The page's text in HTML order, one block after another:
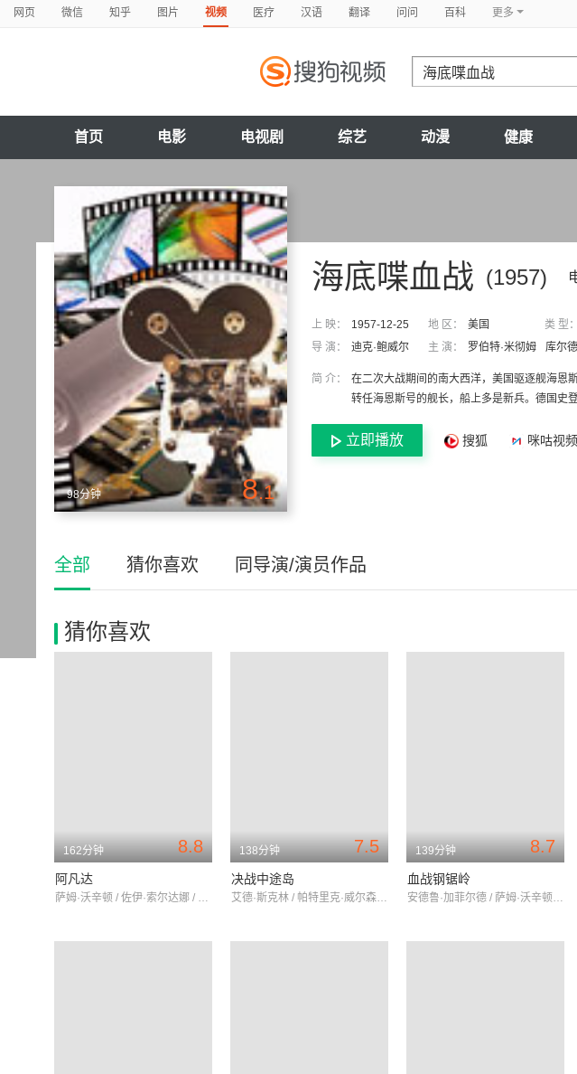
网页 微信 知乎 图片 视频 医疗 汉语 翻译 问问 百科 更多
首页 电影 电视剧 综艺 动漫 健康
98分钟 8.1
(1957)
海底喋血战
上 映： 1957-12-25 地 区： 美国 类 型：
导 演：
迪克·鲍威尔 主 演： 罗伯特·米彻姆 库尔
简 介：
在二次大战期间的南大西洋，美国驱逐舰海恩
转任海恩斯号的舰长，船上多是新兵。德国史
立即播放 搜狐 咪咕视频
全部 猜你喜欢 同导演/演员作品
猜你喜欢
8.8
162分钟
阿凡达
萨姆·沃辛顿 / 佐伊·索尔达娜 / 西格妮·韦弗
7.5
138分钟
决战中途岛
艾德·斯克林 / 帕特里克·威尔森 / 伍迪·哈里森
8.7
139分钟
血战钢锯岭
安德鲁·加菲尔德 / 萨姆·沃辛顿 / 文斯·沃恩